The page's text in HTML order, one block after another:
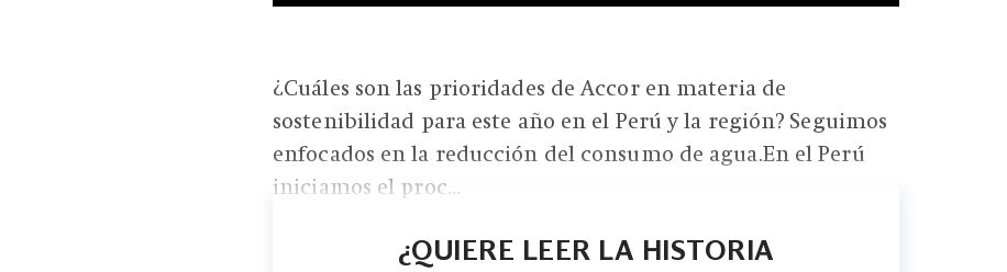
¿Cuáles son las prioridades de Accor en materia de
sostenibilidad para este año en el Perú y la región? Seguimos
enfocados en la reducción del consumo de agua.En el Perú
iniciamos el proc...
¿QUIERE LEER LA HISTORIA